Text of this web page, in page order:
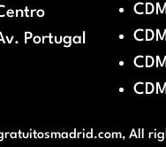
Portugal
All